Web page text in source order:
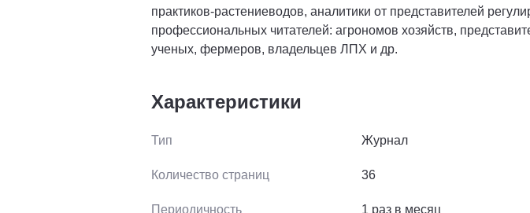
практиков-растениеводов, аналитики от представителей
профессиональных читателей: агрономов хозяйств,
ученых, фермеров, владельцев ЛПХ и др.
Характеристики
Тип Журнал
Количество страниц 36
Периодичность 1 раз в месяц